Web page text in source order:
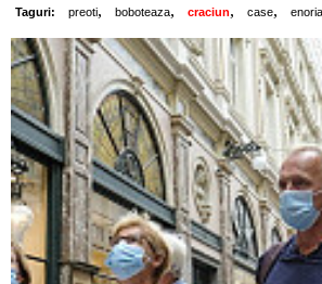
Taguri: preoti, boboteaza, craciun, case,